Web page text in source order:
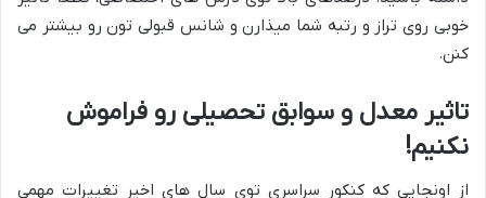
خوبی روی تراز و رتبه شما میذارن و شانس قبولی تون رو بیشتر می
کنن.
تاثیر معدل و سوابق تحصیلی رو فراموش
نکنیم!
از اونجایی که کنکور سراسری توی سال های اخیر تغییرات مهمی